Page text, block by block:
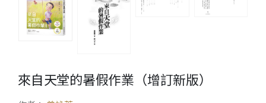
來自天堂的暑假作業（增訂新版）